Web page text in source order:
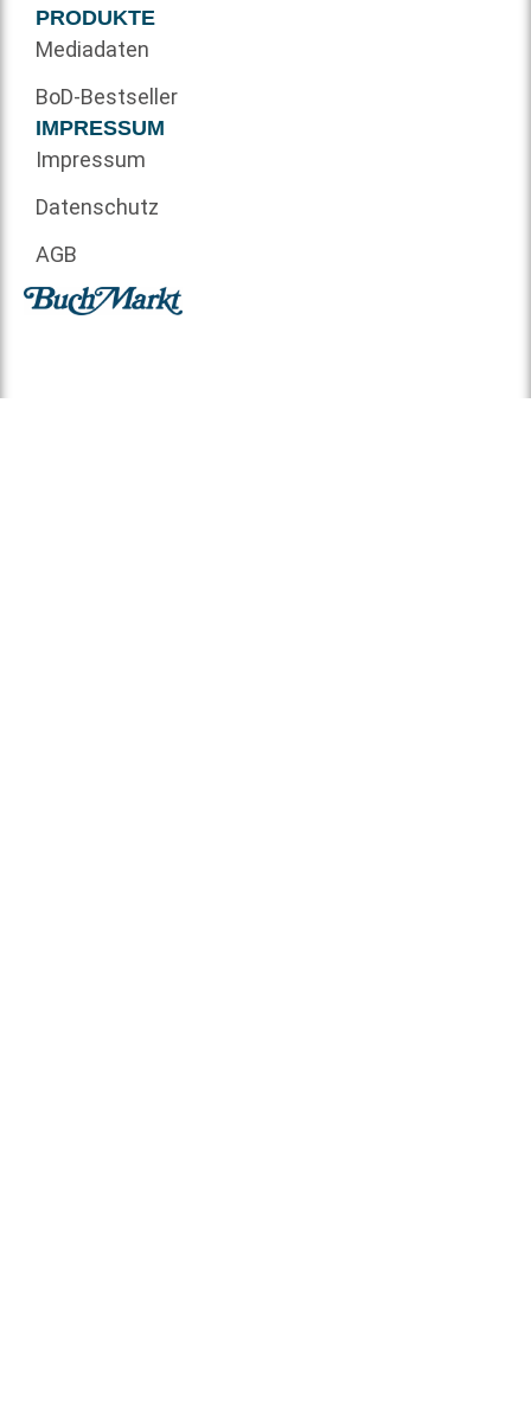
PRODUKTE
Mediadaten
BoD-Bestseller
IMPRESSUM
Impressum
Datenschutz
AGB